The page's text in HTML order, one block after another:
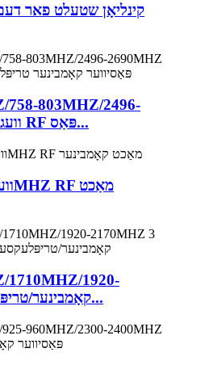
758-803MHZ/2496-
2690MHZ 3 וועג RF פּאַס...
1710MHZ/1920-
2170MHZ 3 קאָמבינער/טריפּ...